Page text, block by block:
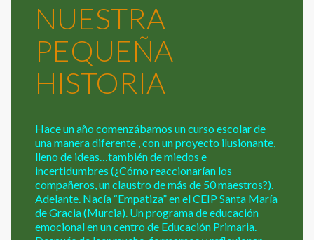
NUESTRA
PEQUEÑA
HISTORIA
Hace un año comenzábamos un curso escolar de
una manera diferente , con un proyecto ilusionante,
lleno de ideas…también de miedos e
incertidumbres (¿Cómo reaccionarían los
compañeros, un claustro de más de 50 maestros?).
Adelante. Nacía “Empatiza” en el CEIP Santa María
de Gracia (Murcia). Un programa de educación
emocional en un centro de Educación Primaria.